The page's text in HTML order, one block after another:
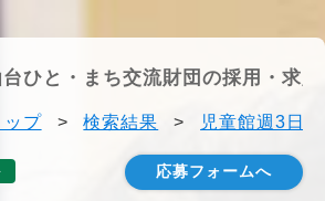
ひと・まち交流財団の採用・求
ップ > 検索結果 > 児童館週3日
応募フォームへ